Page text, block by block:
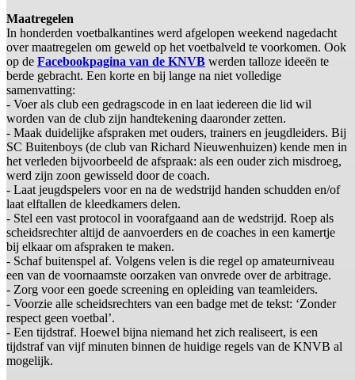
Maatregelen
In honderden voetbalkantines werd afgelopen weekend nagedacht
over maatregelen om geweld op het voetbalveld te voorkomen. Ook
op de Facebookpagina van de KNVB werden talloze ideeën te
berde gebracht. Een korte en bij lange na niet volledige
samenvatting:
- Voer als club een gedragscode in en laat iedereen die lid wil
worden van de club zijn handtekening daaronder zetten.
- Maak duidelijke afspraken met ouders, trainers en jeugdleiders. Bij
SC Buitenboys (de club van Richard Nieuwenhuizen) kende men in
het verleden bijvoorbeeld de afspraak: als een ouder zich misdroeg,
werd zijn zoon gewisseld door de coach.
- Laat jeugdspelers voor en na de wedstrijd handen schudden en/of
laat elftallen de kleedkamers delen.
- Stel een vast protocol in voorafgaand aan de wedstrijd. Roep als
scheidsrechter altijd de aanvoerders en de coaches in een kamertje
bij elkaar om afspraken te maken.
- Schaf buitenspel af. Volgens velen is die regel op amateurniveau
een van de voornaamste oorzaken van onvrede over de arbitrage.
- Zorg voor een goede screening en opleiding van teamleiders.
- Voorzie alle scheidsrechters van een badge met de tekst: ‘Zonder
respect geen voetbal’.
- Een tijdstraf. Hoewel bijna niemand het zich realiseert, is een
tijdstraf van vijf minuten binnen de huidige regels van de KNVB al
mogelijk.